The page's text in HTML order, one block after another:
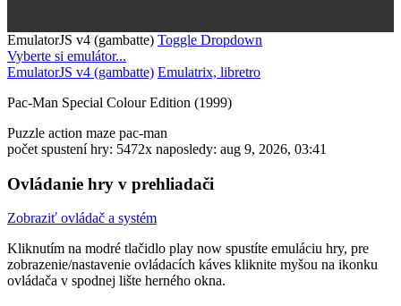
EmulatorJS v4 (gambatte) Toggle Dropdown
Vyberte si emulátor...
EmulatorJS v4 (gambatte) Emulatrix, libretro
Pac-Man Special Colour Edition (1999)
Puzzle action maze pac-man
počet spustení hry: 5472x naposledy: aug 9, 2026, 03:41
Ovládanie hry v prehliadači
Zobraziť ovládač a systém
Kliknutím na modré tlačidlo play now spustíte emuláciu hry, pre
zobrazenie/nastavenie ovládacích káves kliknite myšou na ikonku
ovládača v spodnej lište herného okna.